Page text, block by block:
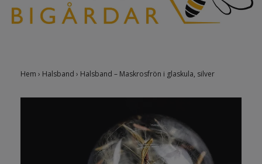
Hem › Halsband › Halsband – Maskrosfrön i glaskula, silver